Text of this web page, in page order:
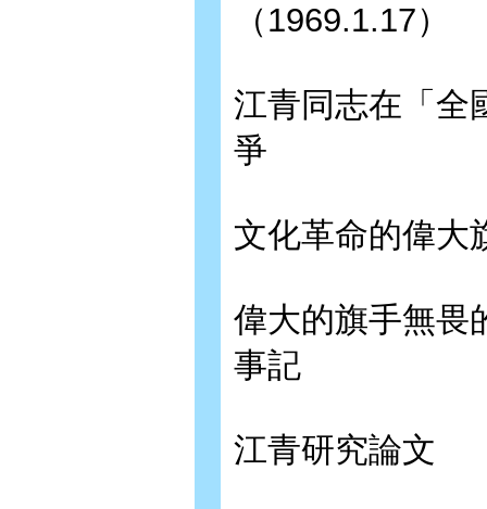
（1969.1.17）
江青同志在「全
爭
文化革命的偉大
偉大的旗手無畏
事記
江青研究論文